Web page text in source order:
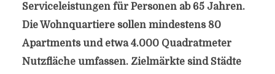
Serviceleistungen für Personen ab 65 Jahren.
Die Wohnquartiere sollen mindestens 80
Apartments und etwa 4.000 Quadratmeter
Nutzfläche umfassen. Zielmärkte sind Städte